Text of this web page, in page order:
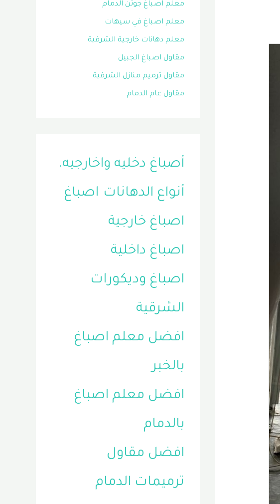
معلم اصباغ جوتن الدمام
معلم اصباغ في سيهات
معلم دهانات خارجية الشرقية
مقاول اصباغ الجبيل
مقاول ترميم منازل الشرقية
مقاول عام الدمام
أصباغ دخليه واخارجيه.
أنواع الدهانات اصباغ
اصباغ خارجية
اصباغ داخلية
اصباغ وديكورات
الشرقية
افضل معلم اصباغ
بالخبر
افضل معلم اصباغ
بالدمام
افضل مقاول
ترميمات الدمام